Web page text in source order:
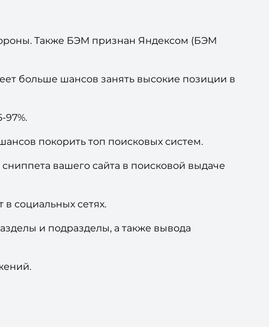
Также БЭМ признан Яндексом (БЭМ
больше шансов занять высокие позиции в
97%.
покорить топ поисковых систем.
вашего сайта в поисковой выдаче
социальных сетях.
и подразделы, а также вывода